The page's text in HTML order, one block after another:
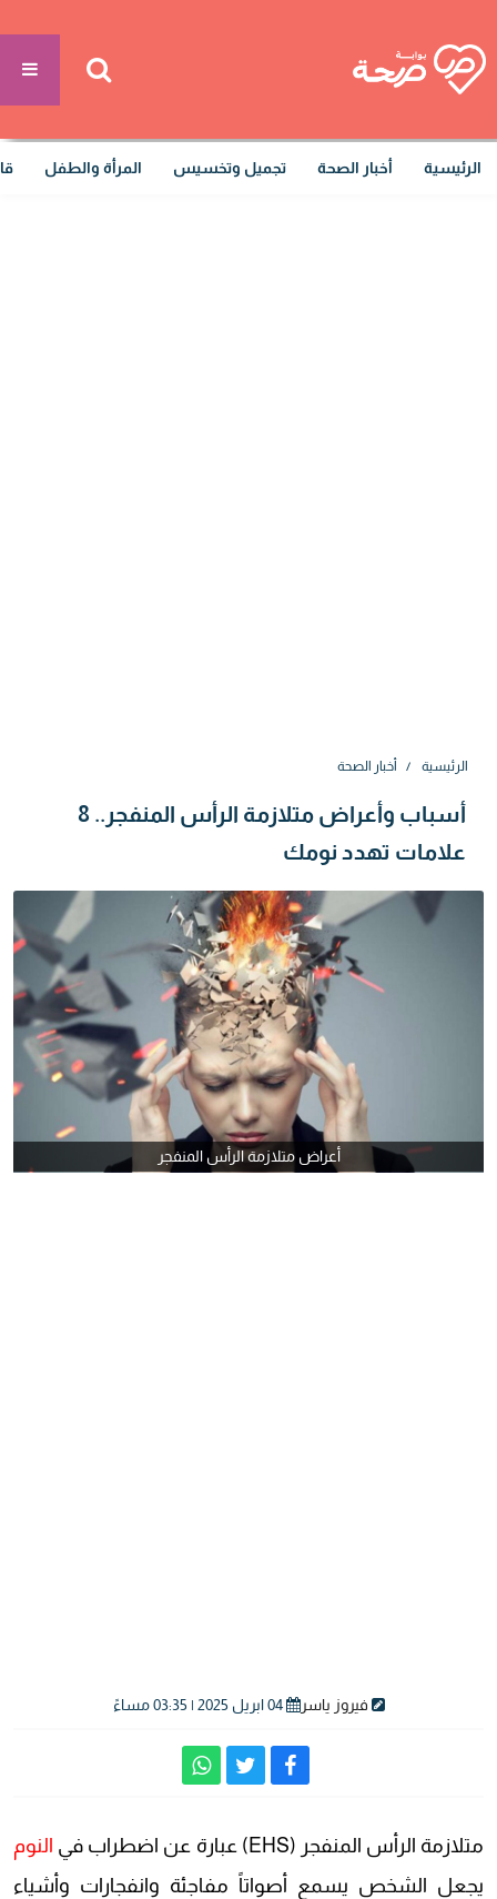
الرئيسية أخبار الصحة تجميل وتخسيس المرأة والطفل
الرئيسية أخبار الصحة
أسباب وأعراض متلازمة الرأس المنفجر.. 8
علامات تهدد نومك
أعراض متلازمة الرأس المنفجر
فيروز ياسر 04 ابريل 2025 | 03:35 مساءً
متلازمة الرأس المنفجر (EHS) عبارة عن اضطراب في
النوم
يجعل الشخص يسمع أصواتاً مفاجئة وانفجارات وأشياء